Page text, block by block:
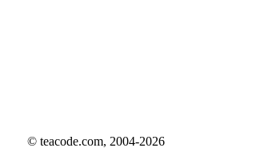
© teacode.com, 2004-2026